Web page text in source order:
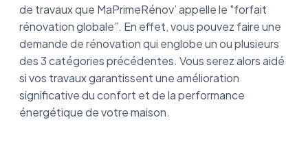
de travaux que MaPrimeRénov’ appelle le "forfait
rénovation globale”. En effet, vous pouvez faire une
demande de rénovation qui englobe un ou plusieurs
des 3 catégories précédentes. Vous serez alors aidé
si vos travaux garantissent une amélioration
significative du confort et de la performance
énergétique de votre maison.